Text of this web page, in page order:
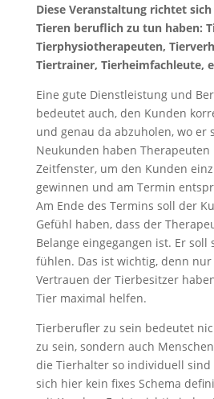
Diese Veranstaltung richtet
Tieren beruflich zu tun haben:
Tierphysiotherapeuten,
Tiertrainer, Tierheimfachleute,
Eine gute Dienstleistung und
bedeutet auch, den Kunden
und genau da abzuholen, wo er
Neukunden haben
Zeitfenster, um den Kunden
gewinnen und am Termin
Am Ende des Termins soll der
Gefühl haben, dass der
Belange eingegangen ist. Er soll
fühlen. Das ist wichtig, denn
Vertrauen der Tierbesitzer
Tier maximal helfen.
Tierberufler zu sein bedeutet
zu sein, sondern auch
die Tierhalter so individuell sind
sich hier kein fixes Schema